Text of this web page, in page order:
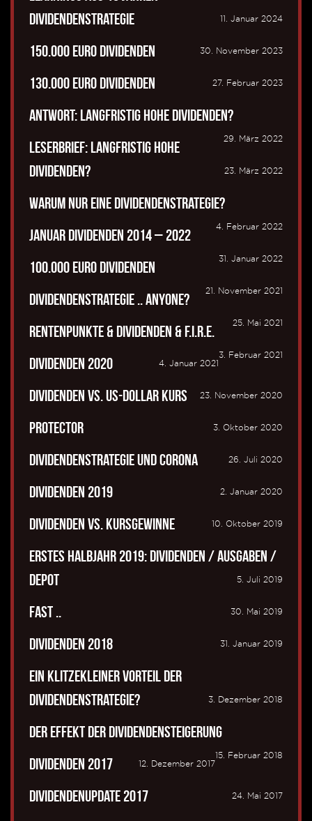
Dividendenstrategie
11. Januar 2024
150.000 Euro Dividenden 30. November 2023
130.000 Euro Dividenden 27. Februar 2023
Antwort: Langfristig hohe Dividenden?
29. März 2022
Leserbrief: Langfristig hohe
Dividenden?
23. März 2022
Warum nur eine Dividendenstrategie?
4. Februar 2022
Januar Dividenden 2014 – 2022
31. Januar 2022
100.000 Euro Dividenden
21. November 2021
Dividendenstrategie .. anyone?
25. Mai 2021
Rentenpunkte & Dividenden & F.I.R.E.
3. Februar 2021
Dividenden 2020 4. Januar 2021
Dividenden vs. US-Dollar Kurs 23. November 2020
Protector 3. Oktober 2020
Dividendenstrategie und Corona 26. Juli 2020
Dividenden 2019 2. Januar 2020
Dividenden vs. Kursgewinne 10. Oktober 2019
Erstes Halbjahr 2019: Dividenden / Ausgaben /
Depot
5. Juli 2019
Fast .. 30. Mai 2019
Dividenden 2018 31. Januar 2019
Ein klitzekleiner Vorteil der
Dividendenstrategie?
3. Dezember 2018
Der Effekt der Dividendensteigerung
15. Februar 2018
Dividenden 2017 12. Dezember 2017
Dividendenupdate 2017 24. Mai 2017